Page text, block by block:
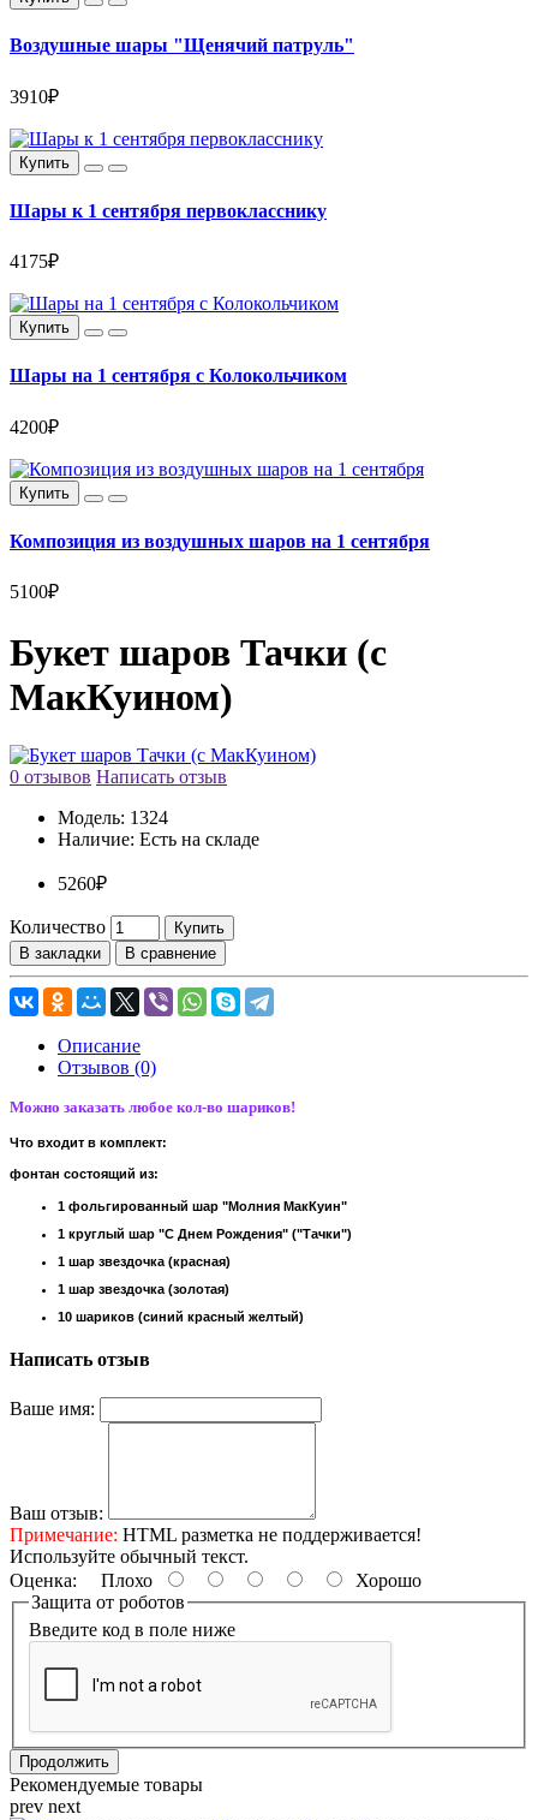
Воздушные шары "Щенячий патруль"
3910₽
Купить
Шары к 1 сентября первокласснику
4175₽
Купить
Шары на 1 сентября с Колокольчиком
4200₽
Купить
Композиция из воздушных шаров на 1 сентября
5100₽
Букет шаров Тачки (с
МакКуином)
0 отзывов Написать отзыв
Модель: 1324
Наличие: Есть на складе
5260₽
Количество
Купить
В закладки
В сравнение
Описание
Отзывов (0)
Можно заказать любое кол-во шариков!
Что входит в комплект:
фонтан состоящий из:
1 фольгированный шар "Молния МакКуин"
1 круглый шар "С Днем Рождения" ("Тачки")
1 шар звездочка (красная)
1 шар звездочка (золотая)
10 шариков (синий красный желтый)
Написать отзыв
Ваше имя:
Ваш отзыв:
Примечание: HTML разметка не поддерживается!
Используйте обычный текст.
Оценка: Плохо
Хорошо
Защита от роботов
Введите код в поле ниже
Продолжить
Рекомендуемые товары
prev next